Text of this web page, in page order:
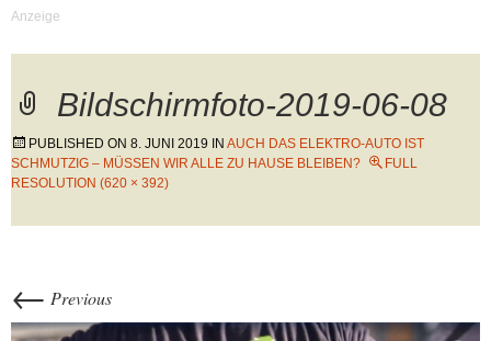
Bildschirmfoto-2019-06-08
PUBLISHED ON 8. JUNI 2019 IN AUCH DAS ELEKTRO-AUTO IST
SCHMUTZIG – MÜSSEN WIR ALLE ZU HAUSE BLEIBEN?
FULL
RESOLUTION (620 × 392)
← Previous